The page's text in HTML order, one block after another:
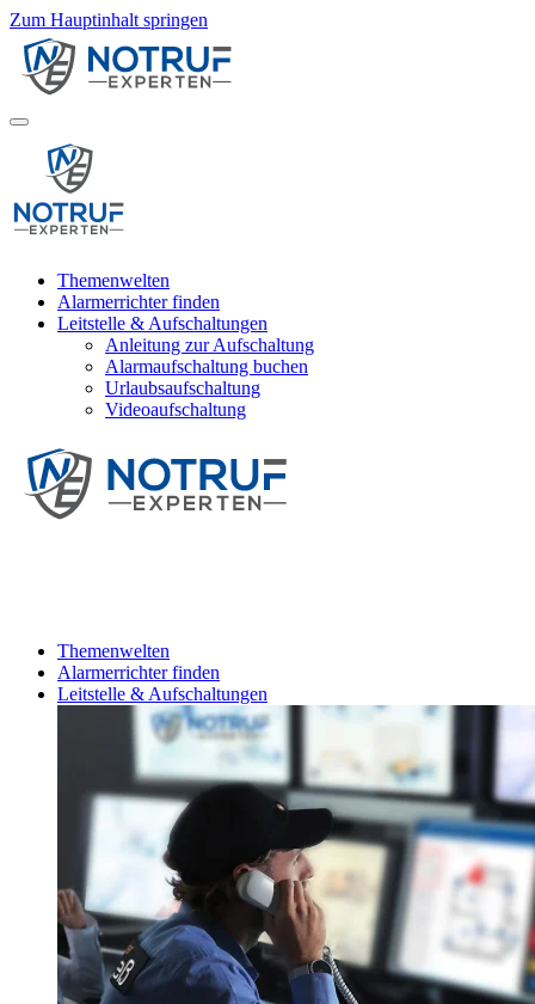
Zum Hauptinhalt springen
Themenwelten
Alarmerrichter finden
Leitstelle & Aufschaltungen
Anleitung zur Aufschaltung
Alarmaufschaltung buchen
Urlaubsaufschaltung
Videoaufschaltung
Themenwelten
Alarmerrichter finden
Leitstelle & Aufschaltungen